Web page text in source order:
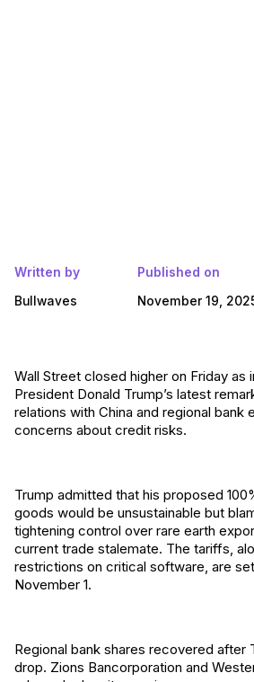
Written by
Bullwaves
Published on
November 19,
Wall Street closed higher on Friday as
President Donald Trump’s latest
relations with China and regional bank
concerns about credit risks.
Trump admitted that his proposed
goods would be unsustainable but
tightening control over rare earth
current trade stalemate. The tariffs,
restrictions on critical software, are
November 1.
Regional bank shares recovered after
drop. Zions Bancorporation and